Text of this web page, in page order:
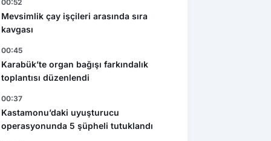
00:52
Mevsimlik çay işçileri arasında sıra
kavgası
00:45
Karabük’te organ bağışı farkındalık
toplantısı düzenlendi
00:37
Kastamonu’daki uyuşturucu
operasyonunda 5 şüpheli tutuklandı